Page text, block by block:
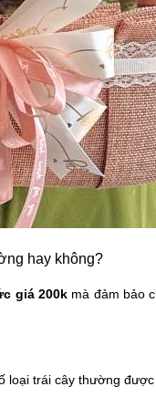
hay không?
giá 200k mà đảm bảo
loại trái cây thường